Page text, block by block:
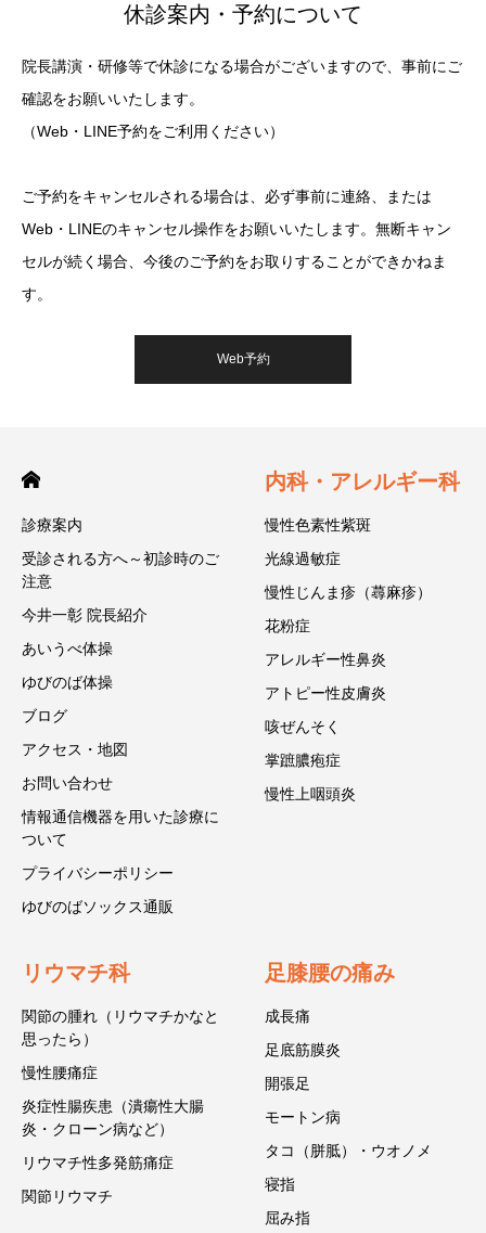
休診案内・予約について
院長講演・研修等で休診になる場合がございますので、事前にご
確認をお願いいたします。
（Web・LINE予約をご利用ください）
ご予約をキャンセルされる場合は、必ず事前に連絡、または
Web・LINEのキャンセル操作をお願いいたします。無断キャン
セルが続く場合、今後のご予約をお取りすることができかねま
す。
Web予約
診療案内
受診される方へ～初診時のご
注意
今井一彰 院長紹介
あいうべ体操
ゆびのば体操
ブログ
アクセス・地図
お問い合わせ
情報通信機器を用いた診療に
ついて
プライバシーポリシー
ゆびのばソックス通販
内科・アレルギー科
慢性色素性紫斑
光線過敏症
慢性じんま疹（蕁麻疹）
花粉症
アレルギー性鼻炎
アトピー性皮膚炎
咳ぜんそく
掌蹠膿疱症
慢性上咽頭炎
リウマチ科
関節の腫れ（リウマチかなと
思ったら）
慢性腰痛症
炎症性腸疾患（潰瘍性大腸
炎・クローン病など）
リウマチ性多発筋痛症
関節リウマチ
足膝腰の痛み
成長痛
足底筋膜炎
開張足
モートン病
タコ（胼胝）・ウオノメ
寝指
屈み指